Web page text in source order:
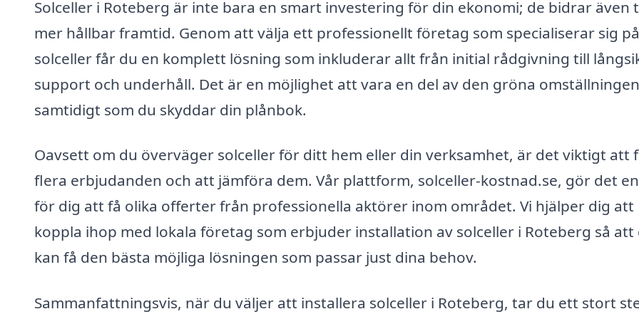
Solceller i Roteberg är inte bara en smart investering för din ekonomi; de bidrar även
mer hållbar framtid. Genom att välja ett professionellt företag som specialiserar sig på
solceller får du en komplett lösning som inkluderar allt från initial rådgivning till
support och underhåll. Det är en möjlighet att vara en del av den gröna omställningen
samtidigt som du skyddar din plånbok.
Oavsett om du överväger solceller för ditt hem eller din verksamhet, är det viktigt att
flera erbjudanden och att jämföra dem. Vår plattform, solceller-kostnad.se, gör det
för dig att få olika offerter från professionella aktörer inom området. Vi hjälper dig att
koppla ihop med lokala företag som erbjuder installation av solceller i Roteberg så att
kan få den bästa möjliga lösningen som passar just dina behov.
Sammanfattningsvis, när du väljer att installera solceller i Roteberg, tar du ett stort